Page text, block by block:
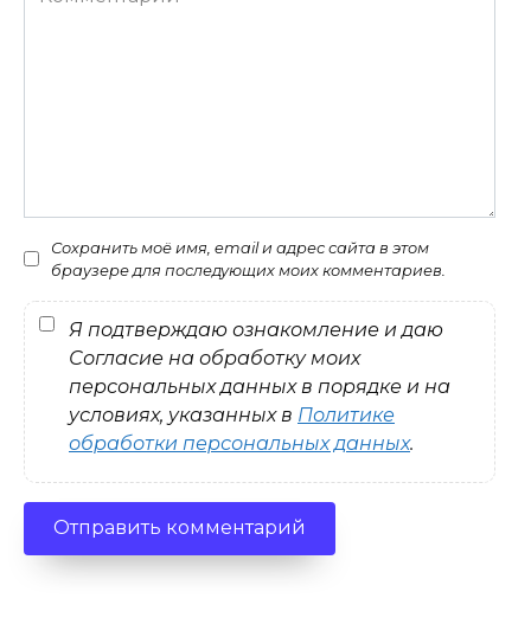
Сохранить моё имя, email и адрес сайта в этом
браузере для последующих моих комментариев.
Я подтверждаю ознакомление и даю
Согласие на обработку моих
персональных данных в порядке и на
условиях, указанных в Политике
обработки персональных данных.